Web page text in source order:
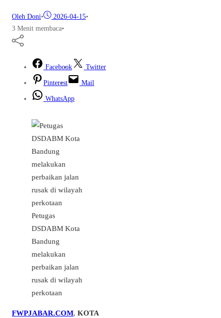
Oleh Doni• 2026-04-15•
3 Menit membaca•
Facebook Twitter
Pinterest Mail
WhatsApp
Petugas
DSDABM Kota
Bandung
melakukan
perbaikan jalan
rusak di wilayah
perkotaan
FWPJABAR.COM, KOTA